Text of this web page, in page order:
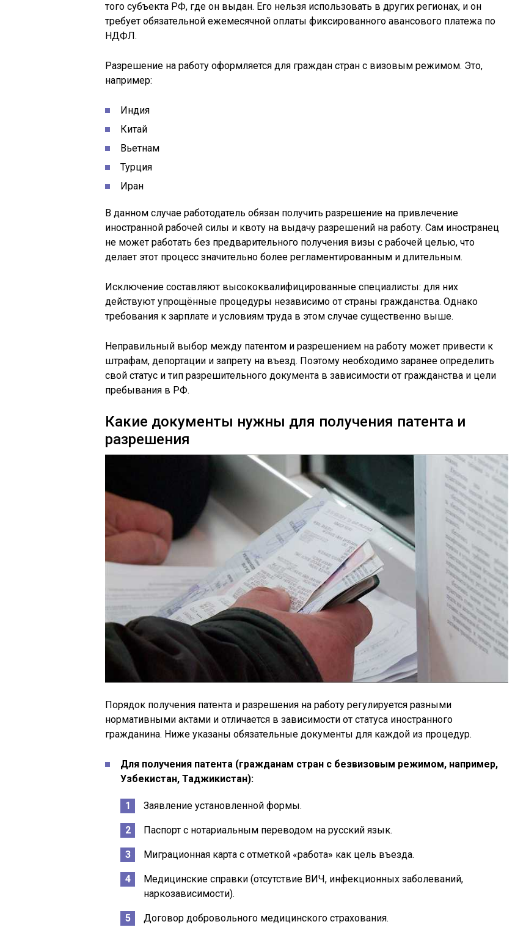
того субъекта РФ, где он выдан. Его нельзя использовать в других регионах, и он
требует обязательной ежемесячной оплаты фиксированного авансового платежа по
НДФЛ.
Разрешение на работу оформляется для граждан стран с визовым режимом. Это,
например:
Индия
Китай
Вьетнам
Турция
Иран
В данном случае работодатель обязан получить разрешение на привлечение
иностранной рабочей силы и квоту на выдачу разрешений на работу. Сам иностранец
не может работать без предварительного получения визы с рабочей целью, что
делает этот процесс значительно более регламентированным и длительным.
Исключение составляют высококвалифицированные специалисты: для них
действуют упрощённые процедуры независимо от страны гражданства. Однако
требования к зарплате и условиям труда в этом случае существенно выше.
Неправильный выбор между патентом и разрешением на работу может привести к
штрафам, депортации и запрету на въезд. Поэтому необходимо заранее определить
свой статус и тип разрешительного документа в зависимости от гражданства и цели
пребывания в РФ.
Какие документы нужны для получения патента и
разрешения
Порядок получения патента и разрешения на работу регулируется разными
нормативными актами и отличается в зависимости от статуса иностранного
гражданина. Ниже указаны обязательные документы для каждой из процедур.
Для получения патента (гражданам стран с безвизовым режимом, например,
Узбекистан, Таджикистан):
Заявление установленной формы.
Паспорт с нотариальным переводом на русский язык.
Миграционная карта с отметкой «работа» как цель въезда.
Медицинские справки (отсутствие ВИЧ, инфекционных заболеваний,
наркозависимости).
Договор добровольного медицинского страхования.